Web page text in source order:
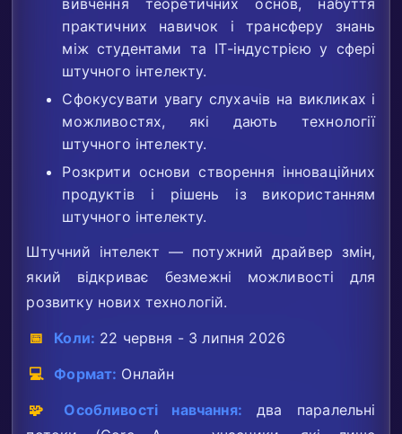
практичних навичок і трансферу знань
між студентами та ІТ-індустрією у сфері
штучного інтелекту.
Сфокусувати увагу слухачів на викликах і
можливостях, які дають технології
штучного інтелекту.
Розкрити основи створення інноваційних
продуктів і рішень із використанням
штучного інтелекту.
Штучний інтелект — потужний драйвер змін,
який відкриває безмежні можливості для
розвитку нових технологій.
📅
Коли: 22 червня - 3 липня 2026
💻
Формат: Онлайн
🧩
Особливості навчання: два паралельні